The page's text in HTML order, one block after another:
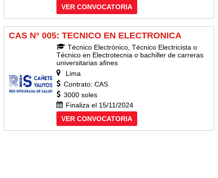
VER CONVOCATORIA
CAS N° 005: TECNICO EN ELECTRONICA
Técnico Electrónico, Técnico Electricista o
Técnico en Electrotecnia o bachiller de carreras
universitarias afines
Lima
Contrato: CAS
3000 soles
Finaliza el 15/11/2024
VER CONVOCATORIA